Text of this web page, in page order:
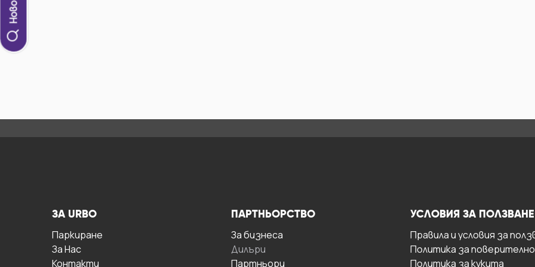
ЗА URBO
Паркиране
За Hас
Контакти
ПАРТНЬОРСТВО
За бизнесa
Дилъри
Партньори
УСЛОВИЯ ЗА ПОЛЗВАНЕ
Правила и условия за
Политика за
Политика за кукита